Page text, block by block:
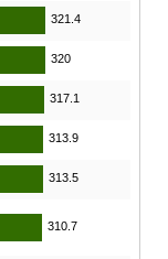
321.4
320
317.1
313.9
313.5
310.7